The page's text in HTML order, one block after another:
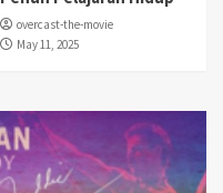
overcast-the-movie
May 11, 2025